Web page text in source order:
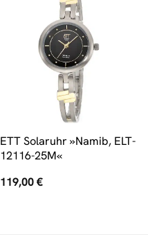
ETT Solaruhr »Namib, ELT-
12116-25M«
119,00€